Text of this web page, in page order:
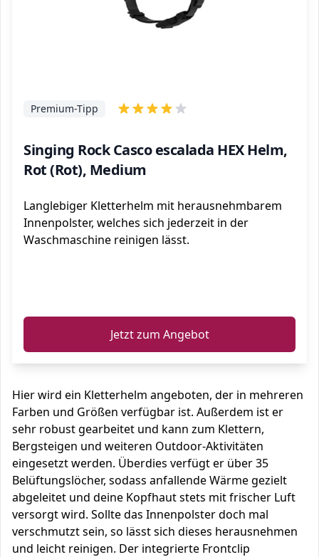
Singing Rock Casco escalada HEX Helm,
Rot (Rot), Medium
Premium-Tipp
Langlebiger Kletterhelm mit herausnehmbarem
Innenpolster, welches sich jederzeit in der
Waschmaschine reinigen lässt.
Jetzt zum Angebot
Hier wird ein Kletterhelm angeboten, der in mehreren
Farben und Größen verfügbar ist. Außerdem ist er
sehr robust gearbeitet und kann zum Klettern,
Bergsteigen und weiteren Outdoor-Aktivitäten
eingesetzt werden. Überdies verfügt er über 35
Belüftungslöcher, sodass anfallende Wärme gezielt
abgeleitet und deine Kopfhaut stets mit frischer Luft
versorgt wird. Sollte das Innenpolster doch mal
verschmutzt sein, so lässt sich dieses herausnehmen
und leicht reinigen. Der integrierte Frontclip